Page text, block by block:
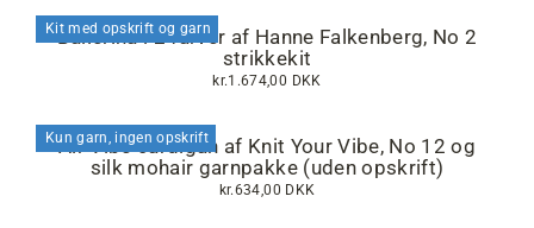
Kit med opskrift og garn
Ballerina i 2 farver af Hanne Falkenberg, No 2
strikkekit
kr.1.674,00 DKK
Kun garn, ingen opskrift
Air Vibe cardigan af Knit Your Vibe, No 12 og
silk mohair garnpakke (uden opskrift)
kr.634,00 DKK